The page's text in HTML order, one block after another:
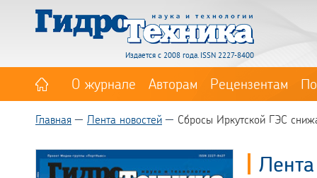
Издается с 2008 года. ISSN 2227-8400
О журнале Авторам Рецензентам
Главная Лента новостей Сбросы Иркутской ГЭС